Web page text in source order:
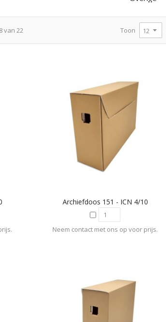
8van 22 Toon
Archiefdoos 151 - ICN 4/10
Neem contact met ons op voor prijs.